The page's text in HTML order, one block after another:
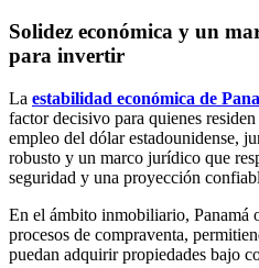
Solidez económica y un
para invertir
La estabilidad económica de
factor decisivo para quienes
empleo del dólar estadounidense,
robusto y un marco jurídico que
seguridad y una proyección
En el ámbito inmobiliario, Panamá
procesos de compraventa,
puedan adquirir propiedades bajo